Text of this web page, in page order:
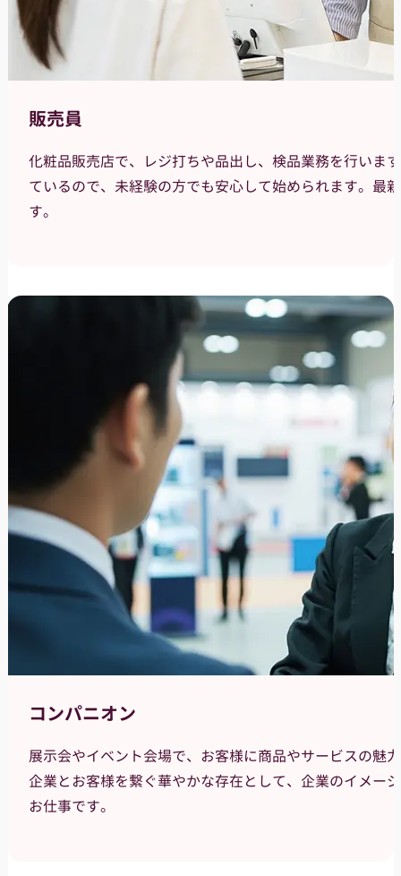
販売員
化粧品販売店で、レジ打ちや品出し、検品業務を行いま
ているので、未経験の方でも安心して始められます。最
す。
コンパニオン
展示会やイベント会場で、お客様に商品やサービスの魅
企業とお客様を繋ぐ華やかな存在として、企業のイメー
お仕事です。